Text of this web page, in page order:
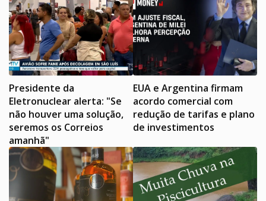
Presidente da
Eletronuclear alerta: "Se
não houver uma solução,
seremos os Correios
amanhã"
EUA e Argentina firmam
acordo comercial com
redução de tarifas e plano
de investimentos